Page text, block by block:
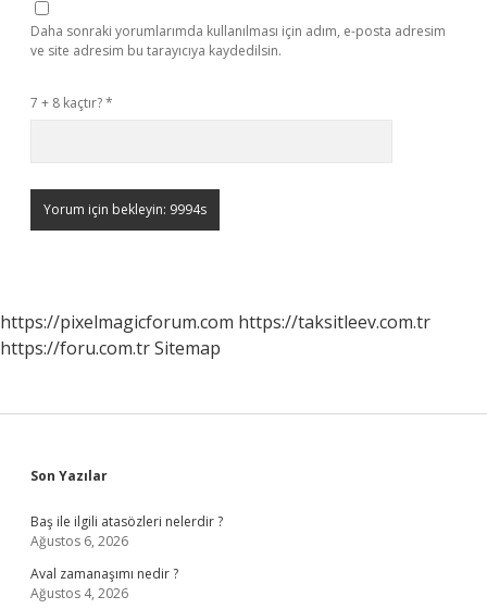
Daha sonraki yorumlarımda kullanılması için adım, e-posta adresim
ve site adresim bu tarayıcıya kaydedilsin.
7 + 8 kaçtır?*
https://pixelmagicforum.com https://taksitleev.com.tr
https://foru.com.trSitemap
Sidebar
Son Yazılar
Baş ile ilgili atasözleri nelerdir ?
Ağustos 6, 2026
Aval zamanaşımı nedir ?
Ağustos 4, 2026